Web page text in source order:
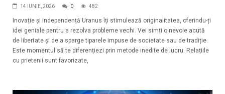
14 IUNIE, 2026 0 482
Inovație și independență Uranus îți stimulează originalitatea, oferindu-ți
idei geniale pentru a rezolva probleme vechi. Vei simți o nevoie acută
de libertate și de a sparge tiparele impuse de societate sau de tradiție.
Este momentul să te diferențiezi prin metode inedite de lucru. Relațiile
cu prietenii sunt favorizate,